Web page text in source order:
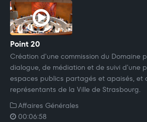
Point 20
Création d'une commission du Domaine
dialogue, de médiation et de suivi d'une
espaces publics partagés et apaisés, et
représentants de la Ville de Strasbourg.
Affaires Générales
00:06:58